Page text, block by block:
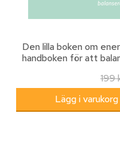
Den lilla boken om
handboken för att
199